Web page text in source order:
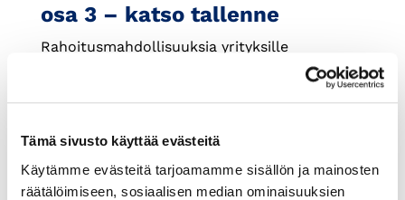
Tämä sivusto käyttää evästeitä
Käytämme evästeitä tarjoamamme sisällön ja mainosten
räätälöimiseen, sosiaalisen median ominaisuuksien
osa 3 – katso tallenne
Rahoitusmahdollisuuksia yrityksille
kiertotalouteen -sarjan kolmas osa keskittyy
EU-rahoitukseen ja erityisesti ratkaisujen
Rahoitusmahdollisuuksia yrityksille
on katsottavissa jutun linkistä.